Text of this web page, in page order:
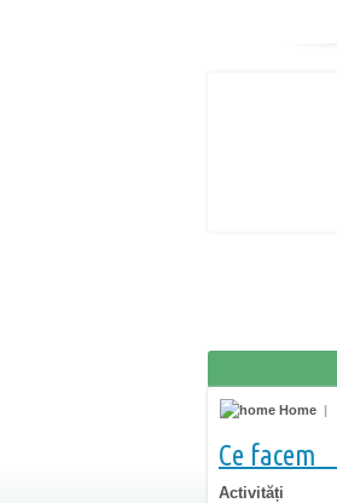
Home |
Ce facem
Activități